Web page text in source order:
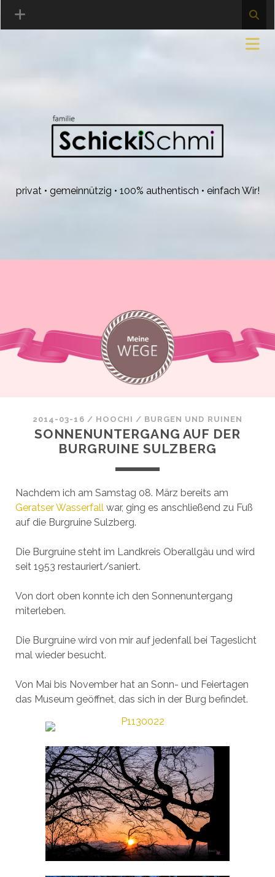
privat • gemeinnützig • 100% authentisch • einfach Wir!
2014-03-16 / HOOCHI / BURGEN UND RUINEN
SONNENUNTERGANG AUF DER
BURGRUINE SULZBERG
Nachdem ich am Samstag 08. März bereits am
Geratser Wasserfall war, ging es anschließend zu Fuß
auf die Burgruine Sulzberg.
Die Burgruine steht im Landkreis Oberallgäu und wird
seit 1953 restauriert/saniert.
Von dort oben konnte ich den Sonnenuntergang
miterleben.
Die Burgruine wird von mir auf jedenfall bei Tageslicht
mal wieder besucht.
Von Mai bis November hat an Sonn- und Feiertagen
das Museum geöffnet, das sich in der Burg befindet.